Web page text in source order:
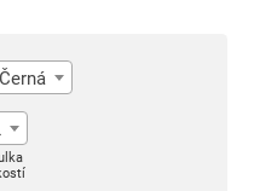
Černá